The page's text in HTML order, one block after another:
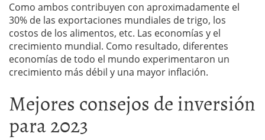
Como ambos contribuyen con aproximadamente el
30% de las exportaciones mundiales de trigo, los
costos de los alimentos, etc. Las economías y el
crecimiento mundial. Como resultado, diferentes
economías de todo el mundo experimentaron un
crecimiento más débil y una mayor inflación.
Mejores consejos de inversión
para 2023